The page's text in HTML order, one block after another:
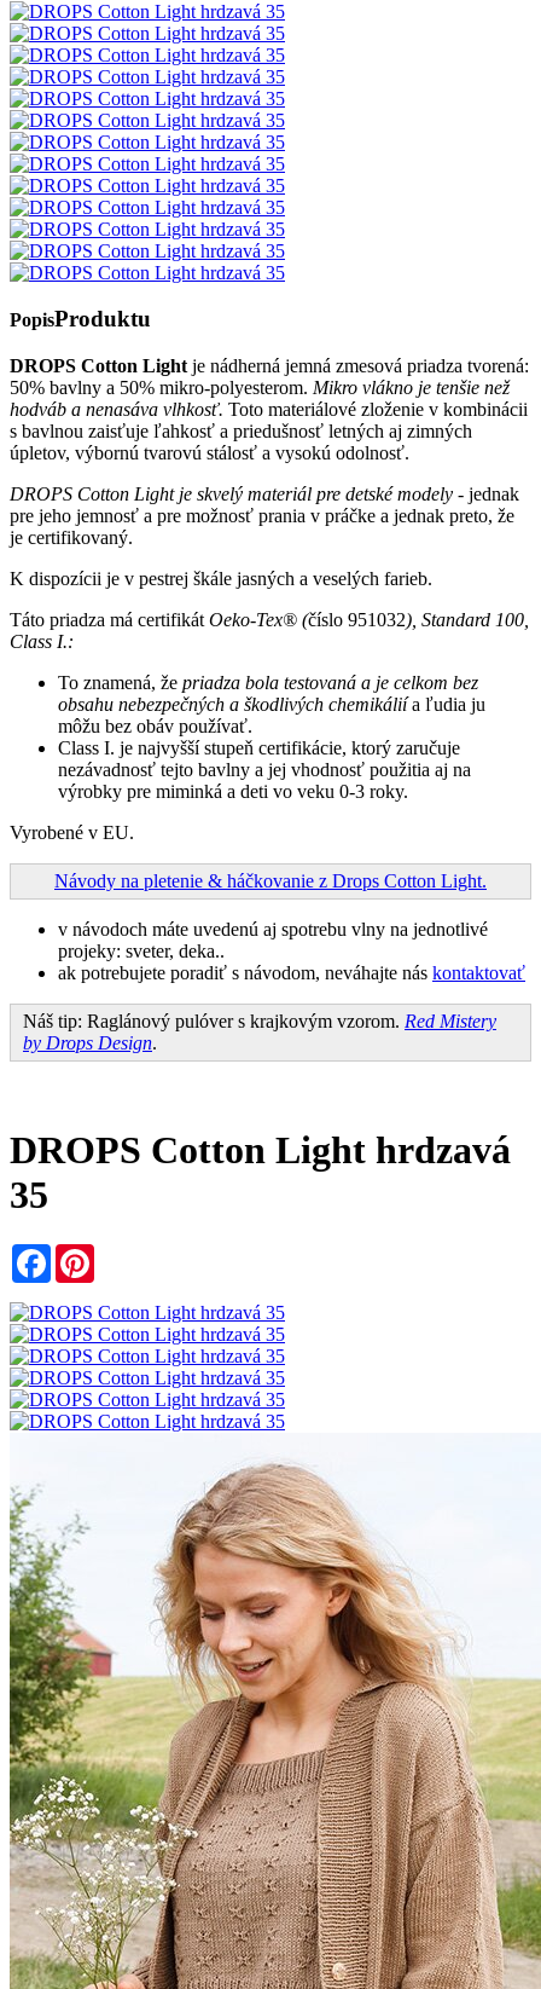
PopisProduktu
DROPS Cotton Light je nádherná jemná zmesová priadza tvorená:
50% bavlny a 50% mikro-polyesterom. Mikro vlákno je tenšie než
hodváb a nenasáva vlhkosť. Toto materiálové zloženie v kombinácii
s bavlnou zaisťuje ľahkosť a priedušnosť letných aj zimných
úpletov, výbornú tvarovú stálosť a vysokú odolnosť.
DROPS Cotton Light je skvelý materiál pre detské modely - jednak
pre jeho jemnosť a pre možnosť prania v práčke a jednak preto, že
je certifikovaný.
K dispozícii je v pestrej škále jasných a veselých farieb.
Táto priadza má certifikát Oeko-Tex® (číslo 951032), Standard 100,
Class I.:
To znamená, že priadza bola testovaná a je celkom bez
obsahu nebezpečných a škodlivých chemikáliía ľudia ju
môžu bez obáv používať.
Class I. je najvyšší stupeň certifikácie, ktorý zaručuje
nezávadnosť tejto bavlny a jej vhodnosť použitia aj na
výrobky pre miminká a deti vo veku 0-3 roky.
Vyrobené v EU.
Návody na pletenie & háčkovanie z Drops Cotton Light.
v návodoch máte uvedenú aj spotrebu vlny na jednotlivé
projeky: sveter, deka..
ak potrebujete poradiť s návodom, neváhajte nás kontaktovať
Náš tip: Raglánový pulóver s krajkovým vzorom. Red Mistery
by Drops Design.
DROPS Cotton Light hrdzavá
35
Facebook